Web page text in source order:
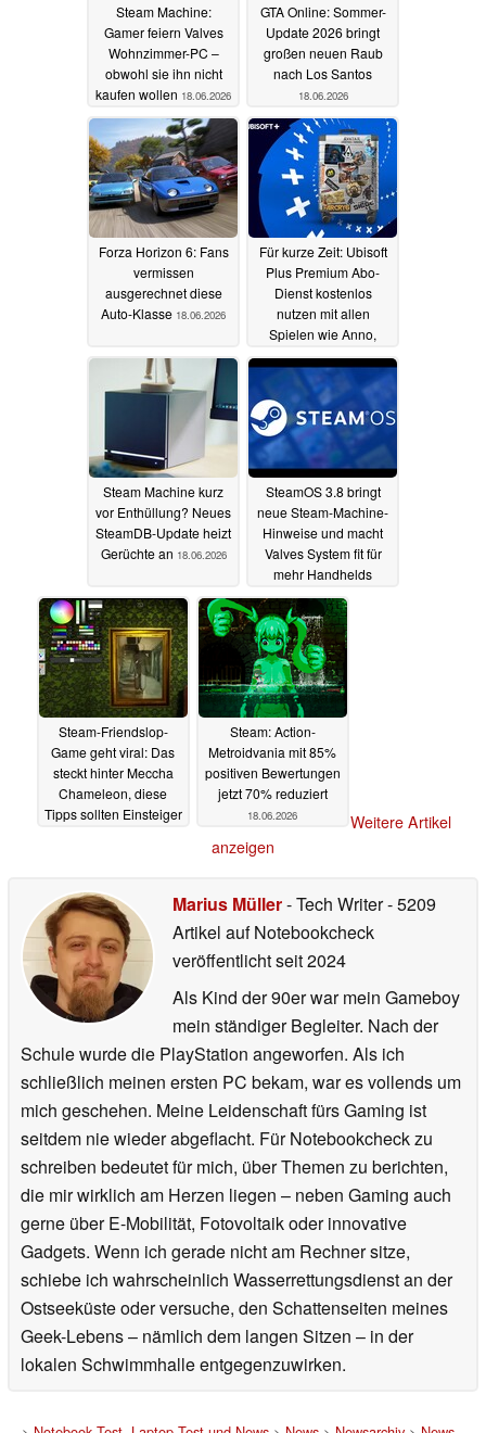
Steam Machine:
Gamer feiern Valves
Wohnzimmer-PC –
obwohl sie ihn nicht
kaufen wollen 18.06.2026
GTA Online: Sommer-
Update 2026 bringt
großen neuen Raub
nach Los Santos
18.06.2026
Forza Horizon 6: Fans
vermissen
ausgerechnet diese
Auto-Klasse 18.06.2026
Für kurze Zeit: Ubisoft
Plus Premium Abo-
Dienst kostenlos
nutzen mit allen
Spielen wie Anno,
Assassin's Creed...
18.06.2026
Steam Machine kurz
vor Enthüllung? Neues
SteamDB-Update heizt
Gerüchte an 18.06.2026
SteamOS 3.8 bringt
neue Steam-Machine-
Hinweise und macht
Valves System fit für
mehr Handhelds
18.06.2026
Steam-Friendslop-
Game geht viral: Das
steckt hinter Meccha
Chameleon, diese
Tipps sollten Einsteiger
Steam: Action-
Metroidvania mit 85%
positiven Bewertungen
jetzt 70% reduziert
18.06.2026
Weitere Artikel
anzeigen
Marius Müller- Tech Writer- 5209
Artikel auf Notebookcheck
veröffentlichtseit 2024
Als Kind der 90er war mein Gameboy
mein ständiger Begleiter. Nach der
Schule wurde die PlayStation angeworfen. Als ich
schließlich meinen ersten PC bekam, war es vollends um
mich geschehen. Meine Leidenschaft fürs Gaming ist
seitdem nie wieder abgeflacht. Für Notebookcheck zu
schreiben bedeutet für mich, über Themen zu berichten,
die mir wirklich am Herzen liegen – neben Gaming auch
gerne über E-Mobilität, Fotovoltaik oder innovative
Gadgets. Wenn ich gerade nicht am Rechner sitze,
schiebe ich wahrscheinlich Wasserrettungsdienst an der
Ostseeküste oder versuche, den Schattenseiten meines
Geek-Lebens – nämlich dem langen Sitzen – in der
lokalen Schwimmhalle entgegenzuwirken.